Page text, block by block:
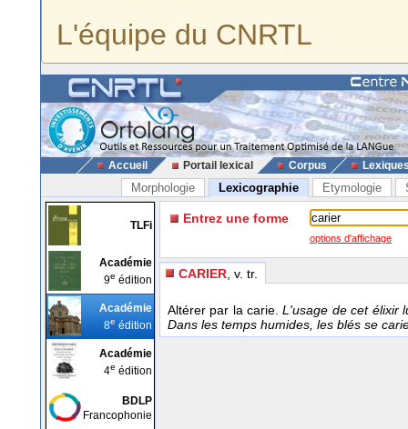
L'équipe du CNRTL
Accueil Portail lexical Corpus
Morphologie Lexicographie Etymologie
TLFi
Académie
9e édition
Académie
8e édition
Académie
4e édition
BDLP
Francophonie
Entrez une forme
options d'affichage
CARIER , v. tr.
Altérer par la carie.L'usage de cet élixir
Dans les temps humides, les blés se